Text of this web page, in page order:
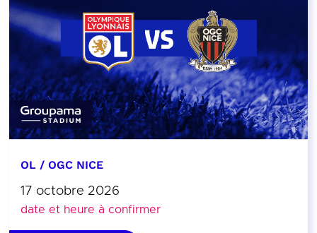
OL / OGC NICE
17 octobre 2026
date et heure à confirmer